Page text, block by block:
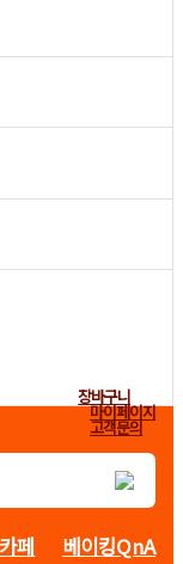
장바구니
마이페이지
고객문의
카페 베이킹QnA